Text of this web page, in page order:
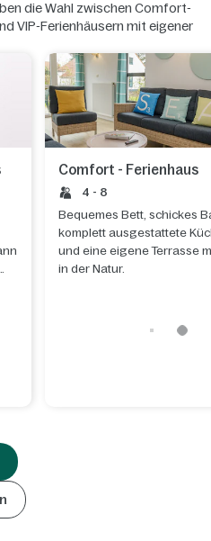
die Wahl zwischen Comfort-
VIP-Ferienhäusern mit eigener
Comfort - Ferienhaus
4 - 8
Bequemes Bett, schickes
komplett ausgestattete
und eine eigene Terrasse
in der Natur.